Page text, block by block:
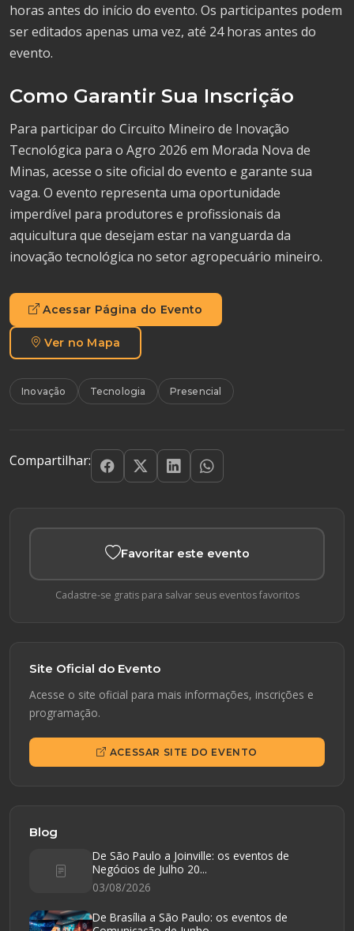
horas antes do início do evento. Os participantes podem
ser editados apenas uma vez, até 24 horas antes do
evento.
Como Garantir Sua Inscrição
Para participar do Circuito Mineiro de Inovação
Tecnológica para o Agro 2026 em Morada Nova de
Minas, acesse o site oficial do evento e garante sua
vaga. O evento representa uma oportunidade
imperdível para produtores e profissionais da
aquicultura que desejam estar na vanguarda da
inovação tecnológica no setor agropecuário mineiro.
Acessar Página do Evento
Ver no Mapa
Inovação Tecnologia Presencial
Compartilhar:
Favoritar este evento
Cadastre-se gratis para salvar seus eventos favoritos
Site Oficial do Evento
Acesse o site oficial para mais informações, inscrições e
programação.
ACESSAR SITE DO EVENTO
Blog
De São Paulo a Joinville: os eventos de
Negócios de Julho 20...
03/08/2026
De Brasília a São Paulo: os eventos de